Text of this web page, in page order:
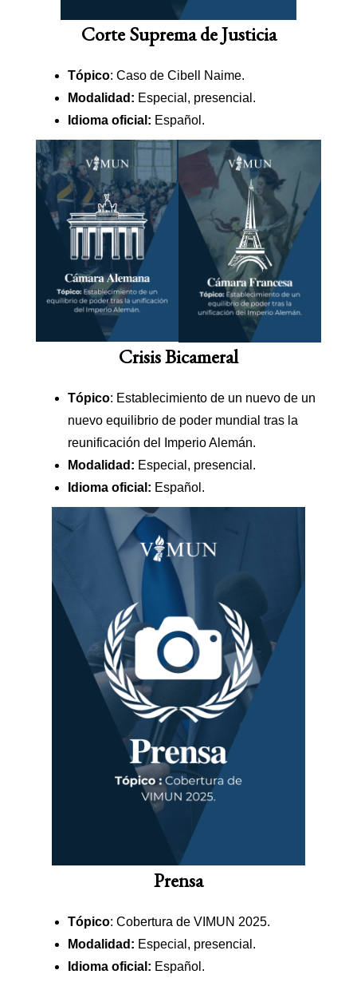
Corte Suprema de Justicia
Tópico: Caso de Cibell Naime.
Modalidad: Especial, presencial.
Idioma oficial: Español.
Crisis Bicameral
Tópico: Establecimiento de un nuevo de un
nuevo equilibrio de poder mundial tras la
reunificación del Imperio Alemán.
Modalidad: Especial, presencial.
Idioma oficial: Español.
Prensa
Tópico: Cobertura de VIMUN 2025.
Modalidad: Especial, presencial.
Idioma oficial: Español.